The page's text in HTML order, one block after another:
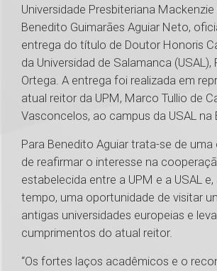
Universidade Presbiteriana Mackenzie
Benedito Guimarães Aguiar Neto,
entrega do título de Doutor Honoris
da Universidad de Salamanca (USAL),
Ortega. A entrega foi realizada em
atual reitor da UPM, Marco Tullio de
Vasconcelos, ao campus da USAL na
Para Benedito Aguiar trata-se de
de reafirmar o interesse na
estabelecida entre a UPM e a USAL
tempo, uma oportunidade de visitar
antigas universidades europeias e
cumprimentos do atual reitor.
“Os fortes laços acadêmicos e o